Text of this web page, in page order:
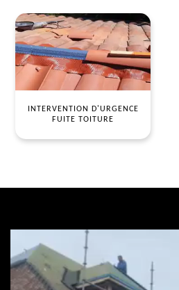
INTERVENTION D'URGENCE
FUITE TOITURE